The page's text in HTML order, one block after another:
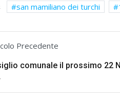
san mamiliano dei turchi
Precedente
comunale il prossimo 22